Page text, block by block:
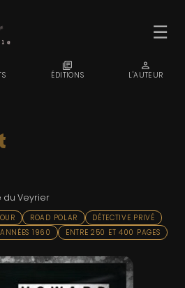
☰
du Veyrier
ROAD POLAR
DÉTECTIVE PRIVÉ
ANNÉES 1960 ENTRE 250 ET 400 PAGES
LIBRARY_BOOKS
ÉDITIONS
PERSON
L'AUTEUR